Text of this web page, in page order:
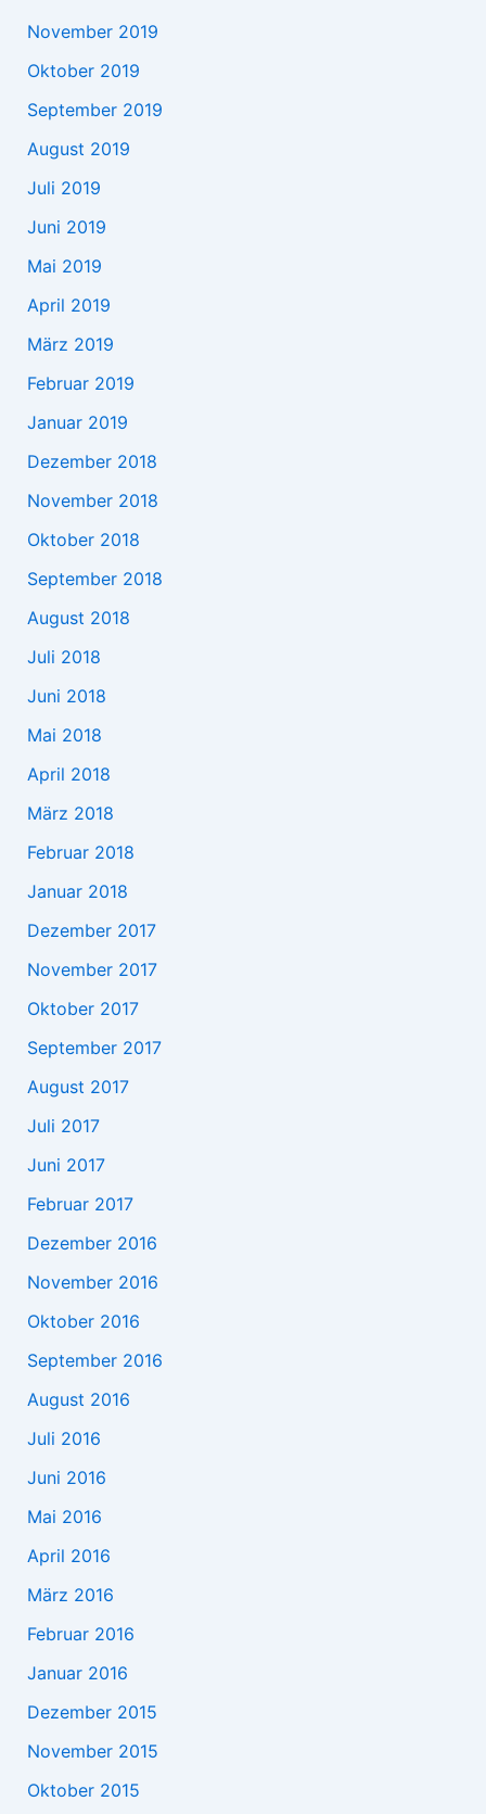
November 2019
Oktober 2019
September 2019
August 2019
Juli 2019
Juni 2019
Mai 2019
April 2019
März 2019
Februar 2019
Januar 2019
Dezember 2018
November 2018
Oktober 2018
September 2018
August 2018
Juli 2018
Juni 2018
Mai 2018
April 2018
März 2018
Februar 2018
Januar 2018
Dezember 2017
November 2017
Oktober 2017
September 2017
August 2017
Juli 2017
Juni 2017
Februar 2017
Dezember 2016
November 2016
Oktober 2016
September 2016
August 2016
Juli 2016
Juni 2016
Mai 2016
April 2016
März 2016
Februar 2016
Januar 2016
Dezember 2015
November 2015
Oktober 2015